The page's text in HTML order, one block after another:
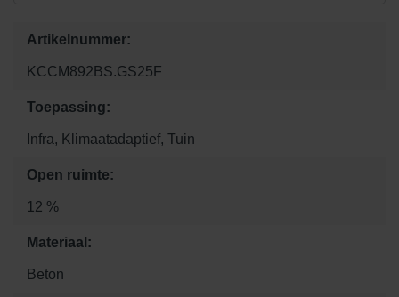
Artikelnummer:
KCCM892BS.GS25F
Toepassing:
Infra, Klimaatadaptief, Tuin
Open ruimte:
12 %
Materiaal:
Beton